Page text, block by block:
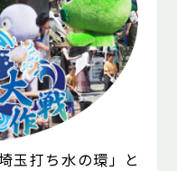
玉打ち水の環」と